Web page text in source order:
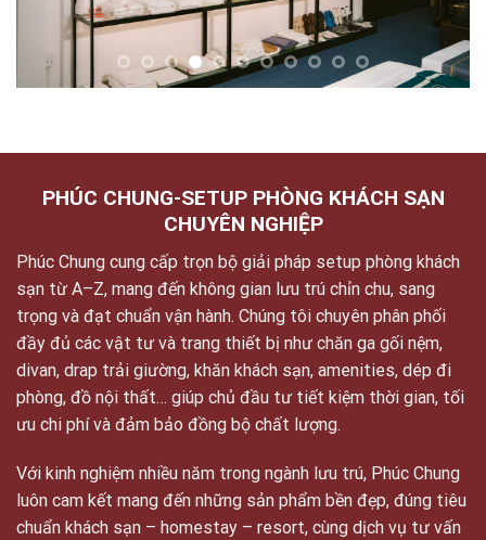
PHÚC CHUNG-SETUP PHÒNG KHÁCH SẠN
CHUYÊN NGHIỆP
Phúc Chung cung cấp trọn bộ giải pháp setup phòng khách
sạn từ A–Z, mang đến không gian lưu trú chỉn chu, sang
trọng và đạt chuẩn vận hành. Chúng tôi chuyên phân phối
đầy đủ các vật tư và trang thiết bị như chăn ga gối nệm,
divan, drap trải giường, khăn khách sạn, amenities, dép đi
phòng, đồ nội thất… giúp chủ đầu tư tiết kiệm thời gian, tối
ưu chi phí và đảm bảo đồng bộ chất lượng.
Với kinh nghiệm nhiều năm trong ngành lưu trú, Phúc Chung
luôn cam kết mang đến những sản phẩm bền đẹp, đúng tiêu
chuẩn khách sạn – homestay – resort, cùng dịch vụ tư vấn